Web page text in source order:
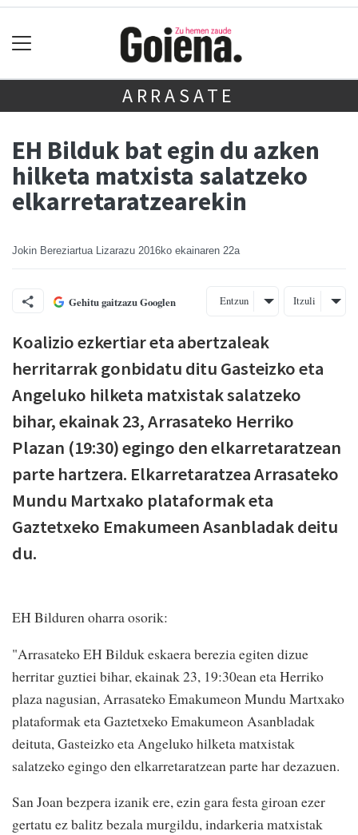
ARRASATE
EH Bilduk bat egin du azken
hilketa matxista salatzeko
elkarretaratzearekin
Jokin Bereziartua Lizarazu 2016ko ekainaren 22a
Gehitu gaitzazu Googlen Entzun Itzuli
Koalizio ezkertiar eta abertzaleak
herritarrak gonbidatu ditu Gasteizko eta
Angeluko hilketa matxistak salatzeko
bihar, ekainak 23, Arrasateko Herriko
Plazan (19:30) egingo den elkarretaratzean
parte hartzera. Elkarretaratzea Arrasateko
Mundu Martxako plataformak eta
Gaztetxeko Emakumeen Asanbladak deitu
du.
EH Bilduren oharra osorik:
"Arrasateko EH Bilduk eskaera berezia egiten dizue
herritar guztiei bihar, ekainak 23, 19:30ean eta Herriko
plaza nagusian, Arrasateko Emakumeon Mundu Martxako
plataformak eta Gaztetxeko Emakumeon Asanbladak
deituta, Gasteizko eta Angeluko hilketa matxistak
salatzeko egingo den elkarretaratzean parte har dezazuen.
San Joan bezpera izanik ere, ezin gara festa giroan ezer
gertatu ez balitz bezala murgildu, indarkeria matxistak